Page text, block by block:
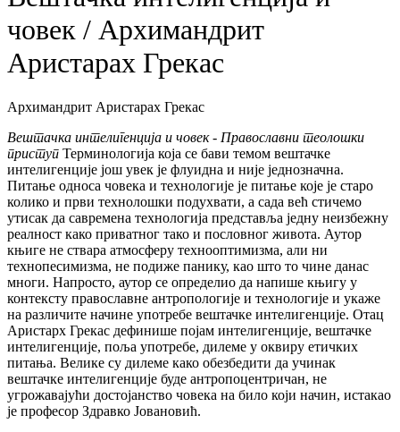
човек / Архимандрит
Аристарах Грекас
Архимандрит Аристарах Грекас
Вештачка интелигенција и човек - Православни теолошки
приступ Терминологија која се бави темом вештачке
интелигенције још увек је флуидна и није једнозначна.
Питање односа човека и технологије је питање које је старо
колико и први технолошки подухвати, а сада већ стичемо
утисак да савремена технологија представља једну неизбежну
реалност како приватног тако и пословног живота. Аутор
књиге не ствара атмосферу технооптимизма, али ни
технопесимизма, не подиже панику, као што то чине данас
многи. Напросто, аутор се определио да напише књигу у
контексту православне антропологије и технологије и укаже
на различите начине употребе вештачке интелигенције. Отац
Аристарх Грекас дефинише појам интелигенције, вештачке
интелигенције, поља употребе, дилеме у оквиру етичких
питања. Велике су дилеме како обезбедити да учинак
вештачке интелигенције буде антропоцентричан, не
угрожавајући достојанство човека на било који начин, истакао
је професор Здравко Јовановић.